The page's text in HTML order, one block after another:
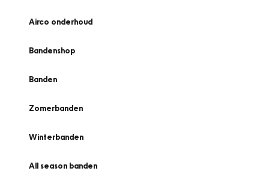
Airco onderhoud
Bandenshop
Banden
Zomerbanden
Winterbanden
All season banden